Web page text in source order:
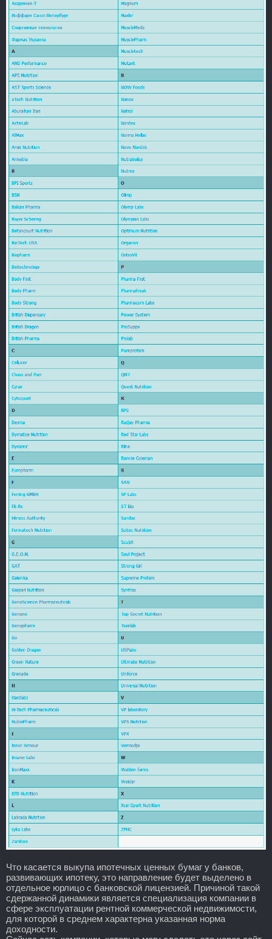
Что касается выкупа ипотечных ценных бумаг у банков,
развивающих ипотеку, это направление будет выделено в
отдельное юрлицо с банковской лицензией. Причиной такой
сдержанной динамики является специализация компании в
сфере эксплуатации рентной коммерческой недвижимости,
для которой в среднем характерна указанная норма
доходности.